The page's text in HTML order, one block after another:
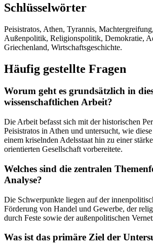
Schlüsselwörter
Peisistratos, Athen, Tyrannis,
Außenpolitik, Religionspolitik, Demokratie,
Griechenland, Wirtschaftsgeschichte.
Häufig gestellte Fragen
Worum geht es grundsätzlich in
wissenschaftlichen Arbeit?
Die Arbeit befasst sich mit der historischen
Peisistratos in Athen und untersucht, wie
einem kriselnden Adelsstaat hin zu einer
orientierten Gesellschaft vorbereitete.
Welches sind die zentralen
Analyse?
Die Schwerpunkte liegen auf der
Förderung von Handel und Gewerbe, der
durch Feste sowie der außenpolitischen
Was ist das primäre Ziel der